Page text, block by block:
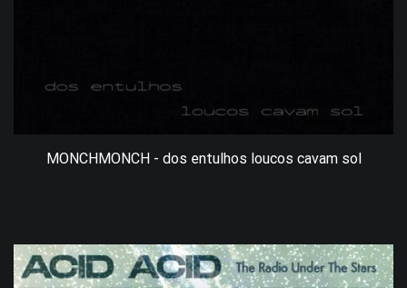
MONCHMONCH - dos entulhos loucos cavam sol